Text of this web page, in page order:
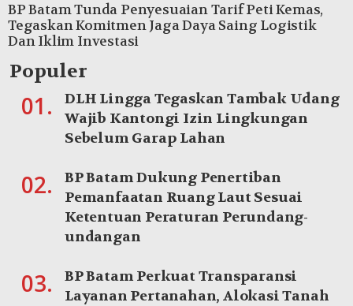
BP Batam Tunda Penyesuaian Tarif Peti Kemas,
Tegaskan Komitmen Jaga Daya Saing Logistik
Dan Iklim Investasi
Populer
01.
DLH Lingga Tegaskan Tambak Udang
Wajib Kantongi Izin Lingkungan
Sebelum Garap Lahan
02.
BP Batam Dukung Penertiban
Pemanfaatan Ruang Laut Sesuai
Ketentuan Peraturan Perundang-
undangan
03.
BP Batam Perkuat Transparansi
Layanan Pertanahan, Alokasi Tanah